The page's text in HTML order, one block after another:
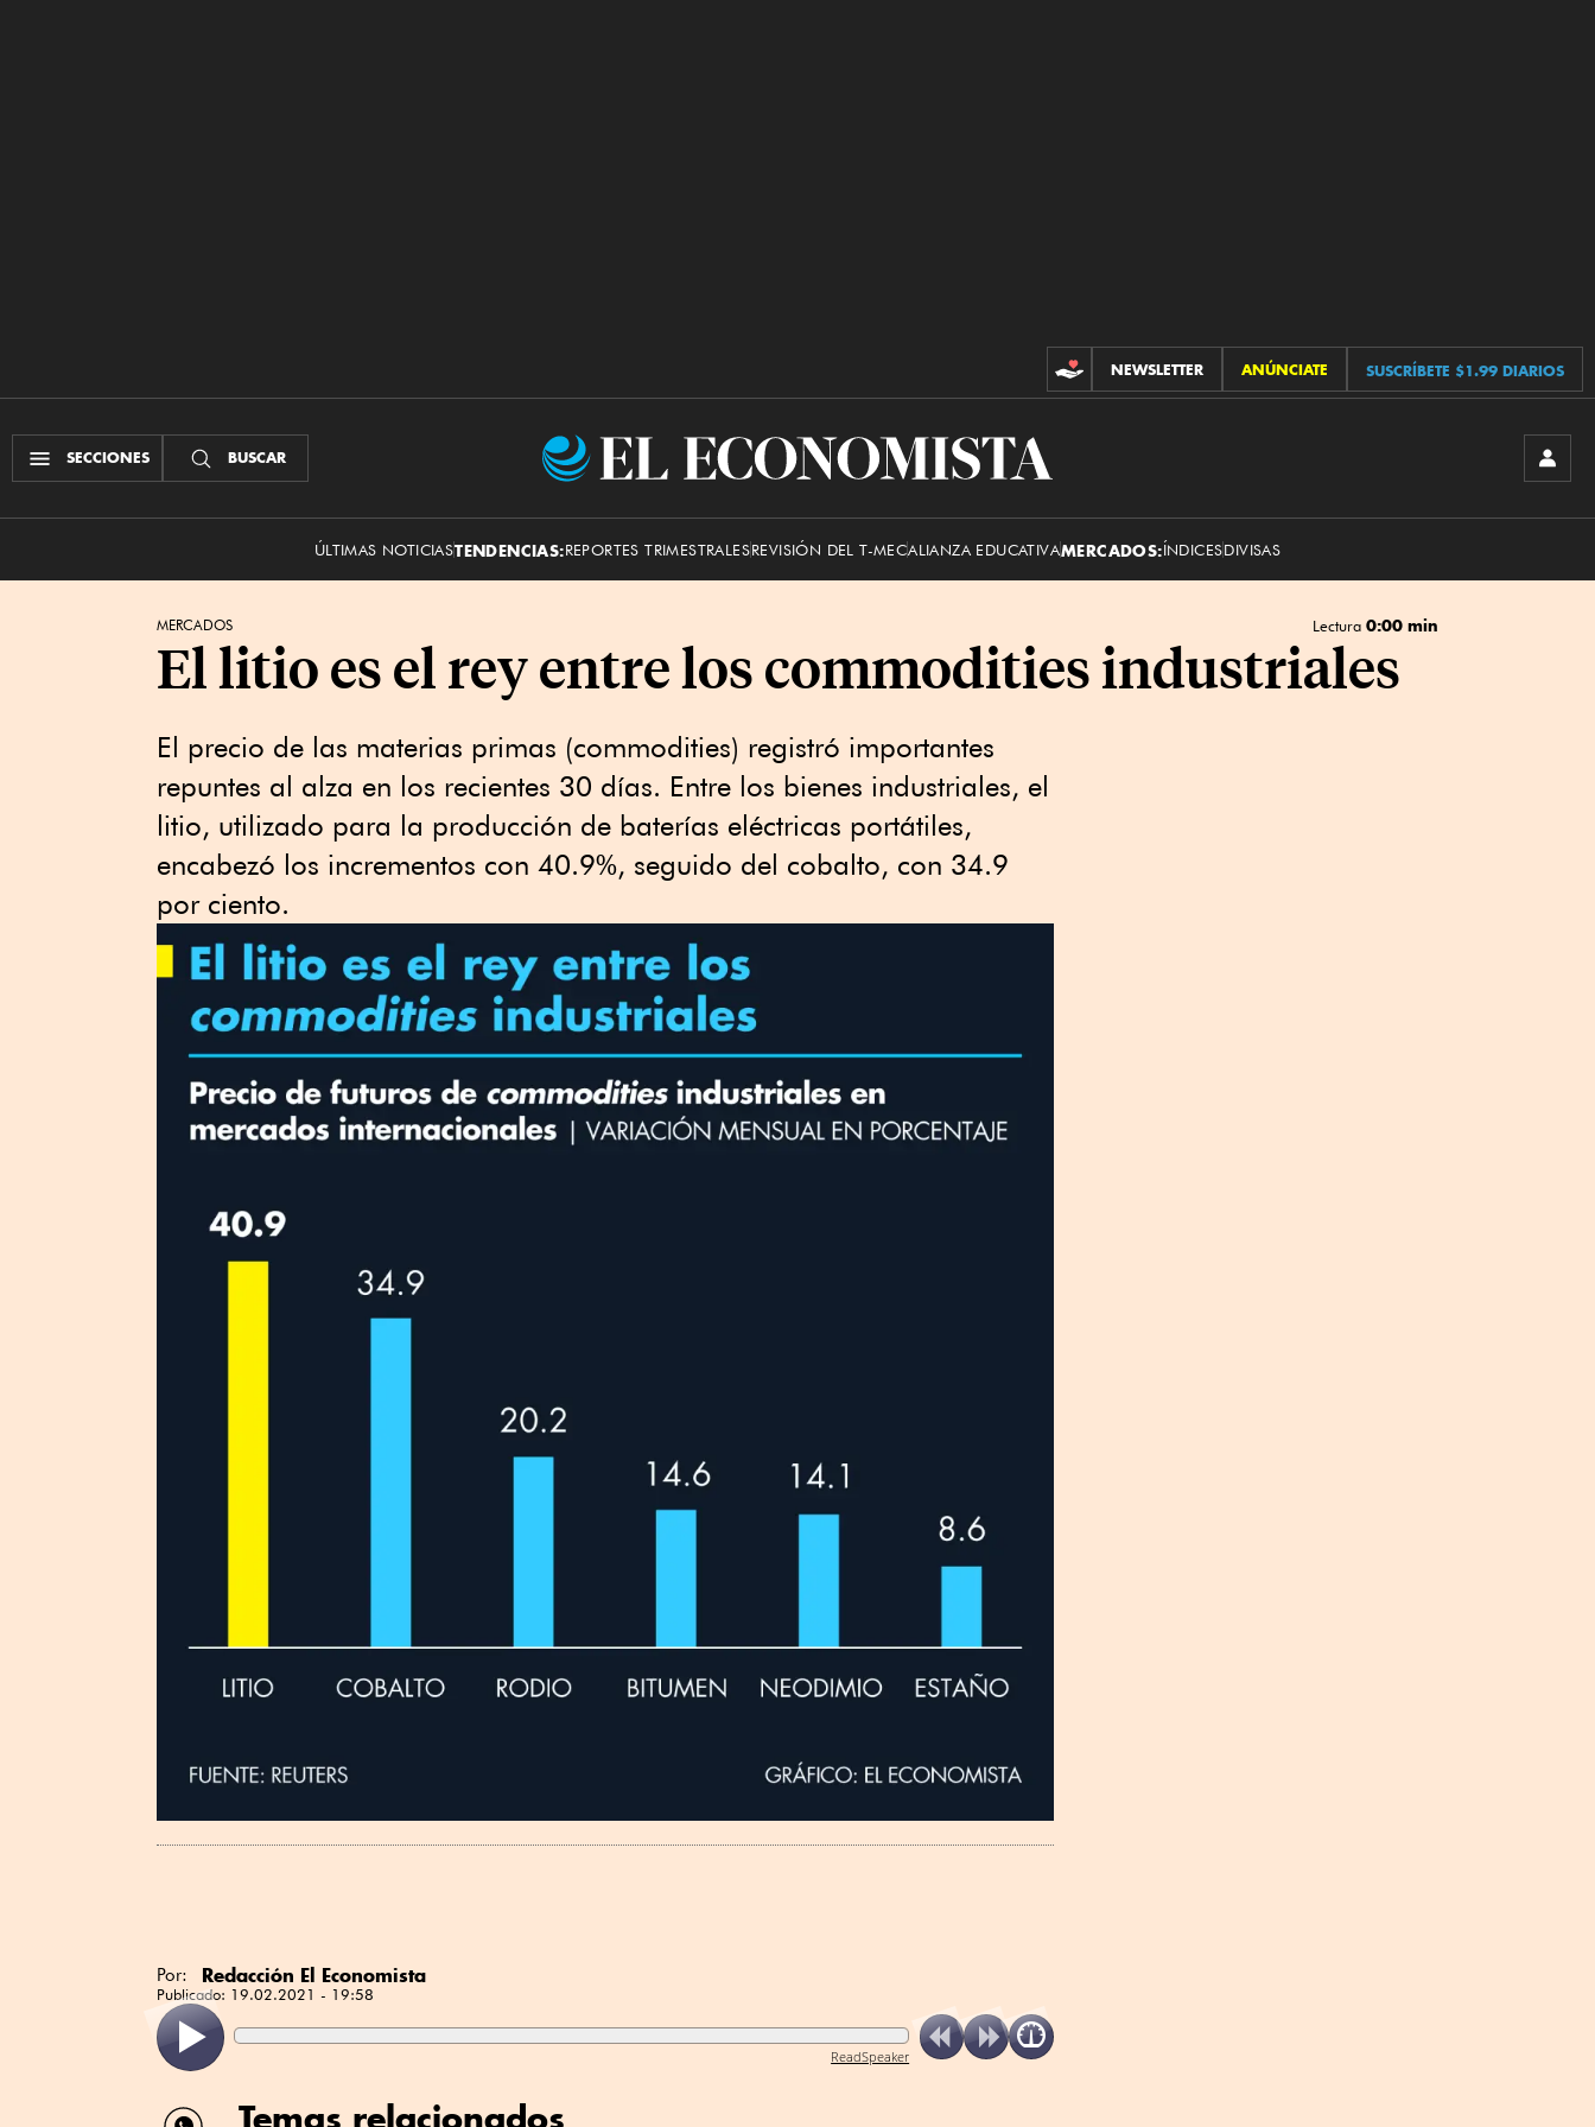
CONTRIBUCIONES
NEWSLETTER ANÚNCIATE SUSCRÍBETE $1.99 DIARIOS
SECCIONES BUSCAR
El
ÚLTIMAS NOTICIASTENDENCIAS:REPORTES TRIMESTRALESREVISIÓN DEL T-MECALIANZA EDUCATIVAMERCADOS:ÍNDICESDIVISAS
MERCADOS Lectura 0:00 min
El litio es el rey entre los commodities industriales
El precio de las materias primas (commodities) registró importantes
repuntes al alza en los recientes 30 días. Entre los bienes industriales, el
litio, utilizado para la producción de baterías eléctricas portátiles,
encabezó los incrementos con 40.9%, seguido del cobalto, con 34.9
por ciento.
Por: Redacción El Economista
Publicado: 19.02.2021 - 19:58
ReadSpeaker
CompartirTemas relacionados